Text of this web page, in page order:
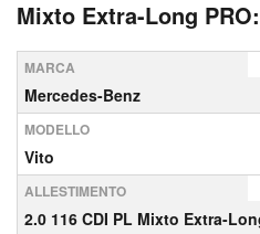
Mixto Extra-Long
MARCA
Mercedes-Benz
MODELLO
Vito
ALLESTIMENTO
2.0 116 CDI PL Mixto Extra-